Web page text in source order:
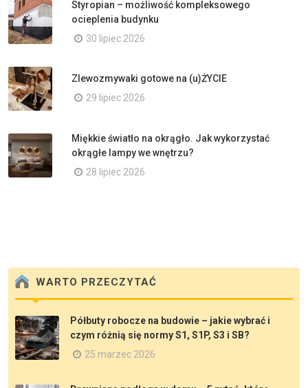
Styropian – możliwość kompleksowego
ocieplenia budynku
30 lipiec 2026
Zlewozmywaki gotowe na (u)ŻYCIE
29 lipiec 2026
Miękkie światło na okrągło. Jak wykorzystać
okrągłe lampy we wnętrzu?
28 lipiec 2026
WARTO PRZECZYTAĆ
Półbuty robocze na budowie – jakie wybrać i
czym różnią się normy S1, S1P, S3 i SB?
25 marzec 2026